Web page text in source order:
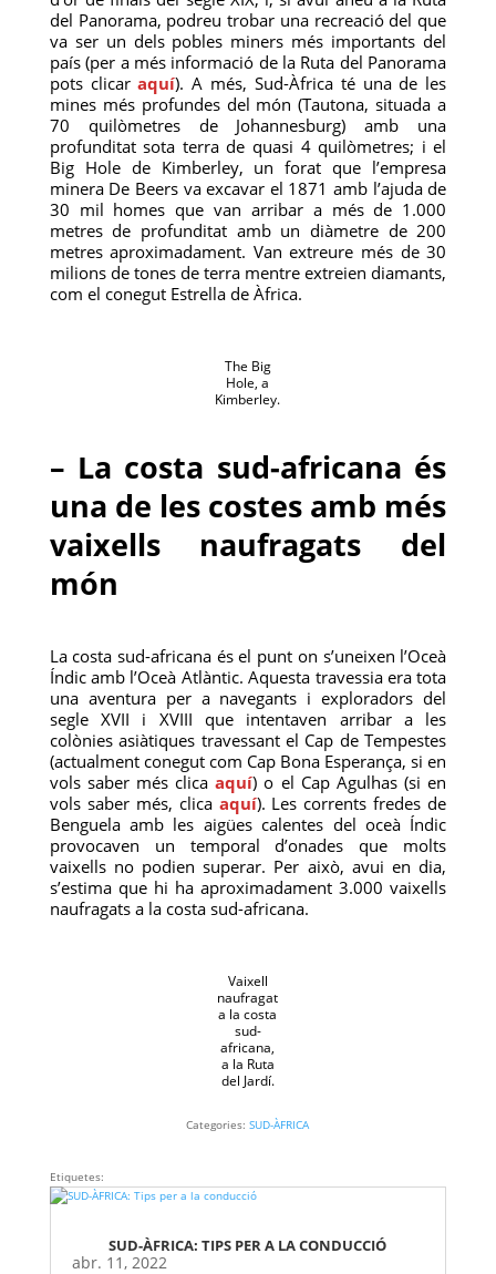
del Panorama, podreu trobar una recreació del que
va ser un dels pobles miners més importants del
país (per a més informació de la Ruta del Panorama
pots clicaraquí). A més, Sud-Àfrica té una de les
mines més profundes del món (Tautona, situada a
70 quilòmetres de Johannesburg) amb una
profunditat sota terra de quasi 4 quilòmetres; i el
Big Hole de Kimberley, un forat que l’empresa
minera De Beers va excavar el 1871 amb l’ajuda de
30 mil homes que van arribar a més de 1.000
metres de profunditat amb un diàmetre de 200
metres aproximadament. Van extreure més de 30
milions de tones de terra mentre extreien diamants,
com el conegut Estrella de Àfrica.
The Big
Hole, a
Kimberley.
– La costa sud-africana és
una de les costes amb més
vaixells naufragats del
món
La costa sud-africana és el punt on s’uneixen l’Oceà
Índic amb l’Oceà Atlàntic. Aquesta travessia era tota
una aventura per a navegants i exploradors del
segle XVII i XVIII que intentaven arribar a les
colònies asiàtiques travessant el Cap de Tempestes
(actualment conegut com Cap Bona Esperança, si en
vols saber més clicaaquí) o el Cap Agulhas (si en
vols saber més, clica aquí). Les corrents fredes de
Benguela amb les aigües calentes del oceà Índic
provocaven un temporal d’onades que molts
vaixells no podien superar. Per això, avui en dia,
s’estima que hi ha aproximadament 3.000 vaixells
naufragats a la costa sud-africana.
Vaixell
naufragat
a la costa
sud-
africana,
a la Ruta
del Jardí.
Categories:SUD-ÀFRICA
Etiquetes:
SUD-ÀFRICA: TIPS PER A LA CONDUCCIÓ
abr. 11, 2022